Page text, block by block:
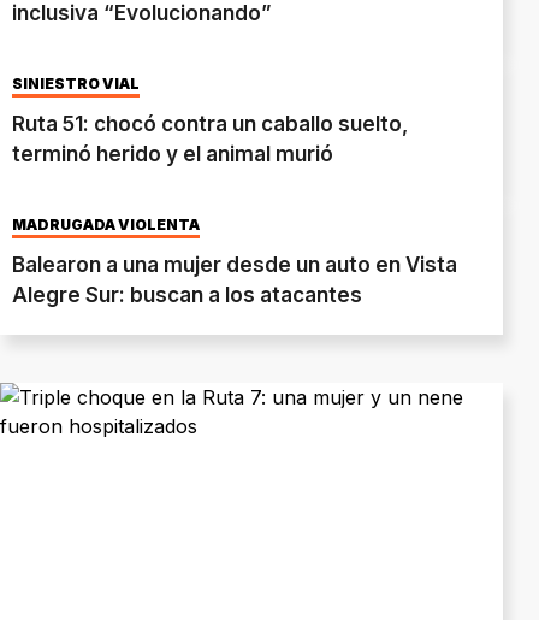
inclusiva “Evolucionando”
SINIESTRO VIAL
Ruta 51: chocó contra un caballo suelto,
terminó herido y el animal murió
MADRUGADA VIOLENTA
Balearon a una mujer desde un auto en Vista
Alegre Sur: buscan a los atacantes